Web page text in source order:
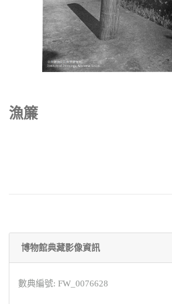
漁簾
博物館典藏影像資訊
數典編號: FW_0076628